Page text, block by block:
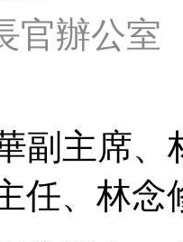
官辦公室
副主席
任、林念